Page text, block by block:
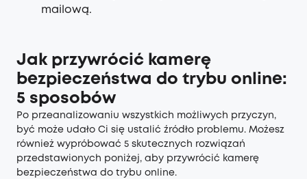
mailową.
Jak przywrócić kamerę
bezpieczeństwa do trybu online:
5 sposobów
Po przeanalizowaniu wszystkich możliwych przyczyn,
być może udało Ci się ustalić źródło problemu. Możesz
również wypróbować 5 skutecznych rozwiązań
przedstawionych poniżej, aby przywrócić kamerę
bezpieczeństwa do trybu online.